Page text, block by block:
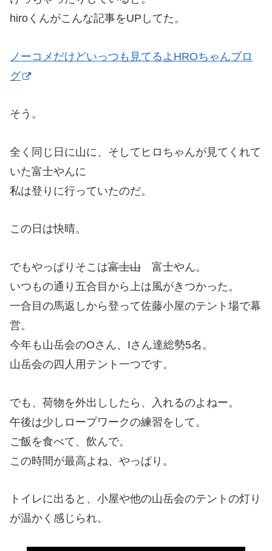
hiroくんがこんな記事をUPしてた。
ノーコメだけどいっつも見てるよHROちゃんブロ
グ
そう。
全く同じ日に山に、そしてヒロちゃんが見てくれて
いた富士やんに
私は登りに行っていたのだ。
この日は快晴。
でもやっぱりそこは富士山 富士やん。
いつもの通り五合目から上は風がきつかった。
一合目の馬返しから登って佐藤小屋のテント場で幕
営。
今年も山岳会のOさん、Iさん達総勢5名。
山岳会の四人用テント一つです。
でも、荷物を外出ししたら、入れるのよねー。
午後は少しロープワークの練習をして。
ご飯を食べて、飲んで。
この時間が最高よね、やっぱり。
トイレに出ると、小屋や他の山岳会のテントの灯り
が温かく感じられ。